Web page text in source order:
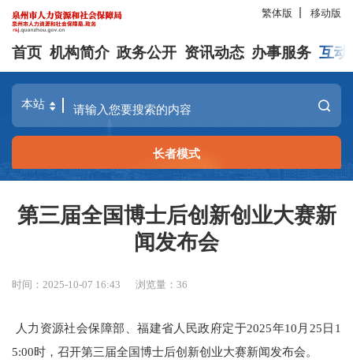
繁体版 移动版
首页 机构简介 政务公开 资讯动态 办事服务 互动
长者模式
第三届全国博士后创新创业大赛新
闻发布会
时间：2025-10-07 16:43 浏览量：36
人力资源社会保障部、福建省人民政府定于2025年10月25日1
5:00时，召开第三届全国博士后创新创业大赛新闻发布会。